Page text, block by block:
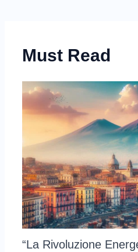
Must Read
“La Rivoluzione